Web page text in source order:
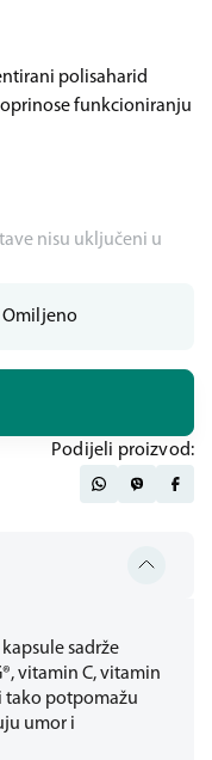
kapsule sadrže
vitamin C, vitamin
tako potpomažu
umor i
polisaharid
funkcioniranju
nisu uključeni u
Omiljeno
Podijeli proizvod: